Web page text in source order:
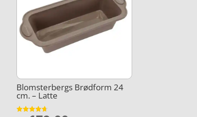
Blomsterbergs Brødform 24
cm. – Latte